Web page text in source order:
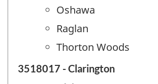
Oshawa
Raglan
Thorton Woods
3518017 - Clarington